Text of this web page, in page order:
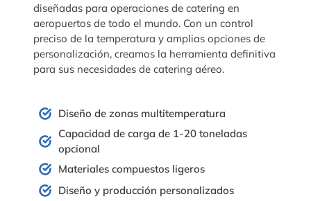
diseñadas para operaciones de catering en
aeropuertos de todo el mundo. Con un control
preciso de la temperatura y amplias opciones de
personalización, creamos la herramienta definitiva
para sus necesidades de catering aéreo.
Diseño de zonas multitemperatura
Capacidad de carga de 1-20 toneladas
opcional
Materiales compuestos ligeros
Diseño y producción personalizados